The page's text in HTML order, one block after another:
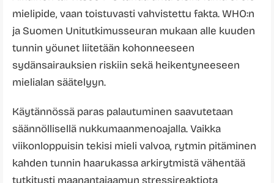
mielipide, vaan toistuvasti vahvistettu fakta. WHO:n
ja Suomen Unitutkimusseuran mukaan alle kuuden
tunnin yöunet liitetään kohonneeseen
sydänsairauksien riskiin sekä heikentyneeseen
mielialan säätelyyn.
Käytännössä paras palautuminen saavutetaan
säännöllisellä nukkumaanmenoajalla. Vaikka
viikonloppuisin tekisi mieli valvoa, rytmin pitäminen
kahden tunnin haarukassa arkirytmistä vähentää
tutkitusti maanantaiaamun stressireaktiota